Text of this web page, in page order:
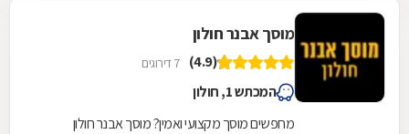
מוסך אבנר חולון
(4.9) 7 דירוגים
המכתש 1, חולון
מחפשים מוסך מקצועי ואמין? מוסך אבנר חולון